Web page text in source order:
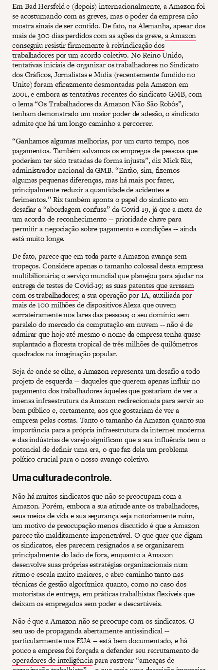
Em Bad Hersfeld e (depois) internacionalmente, a Amazon foi
se acostumando com as greves, mas o poder da empresa não
mostra sinais de ser contido. De fato, na Alemanha, apesar dos
mais de 300 dias perdidos com as ações da greve,a Amazon
conseguiu resistir firmemente à reivindicação dos
trabalhadores por um acordo coletivo. No Reino Unido,
tentativas iniciais de organizar os trabalhadores no Sindicato
dos Gráficos, Jornalistas e Mídia (recentemente fundido no
Unite) foram eficazmente desmontadas pela Amazon em
2001, e embora as tentativas recentes do sindicato GMB, com
o lema “Os Trabalhadores da Amazon Não São Robôs”,
tenham demonstrado um maior poder de adesão, o sindicato
admite que há um longo caminho a percorrer.
“Ganhamos algumas melhorias, por um curto tempo, nos
pagamentos. Também salvamos os empregos de pessoas que
poderiam ter sido tratadas de forma injusta”, diz Mick Rix,
administrador nacional da GMB. “Então, sim, fizemos
algumas pequenas diferenças, mas há mais por fazer,
principalmente reduzir a quantidade de acidentes e
ferimentos.” Rix também aponta o papel do sindicato em
desafiar a “abordagem confusa” da Covid-19, já que a meta de
um acordo de reconhecimento -- prioridade chave para
permitir a negociação sobre pagamento e condições -- ainda
está muito longe.
De fato, parece que em toda parte a Amazon avança sem
tropeços. Considere apenas o tamanho colossal desta empresa
multibilionária; o serviço mundial que planejou para ajudar na
entrega de testes de Covid-19; as suaspatentes que arrasam
com os trabalhadores; a sua operação por IA, auxiliada por
mais de 100 milhões de dispositivos Alexa que ouvem
sorrateiramente nos lares das pessoas; o seu domínio sem
paralelo do mercado da computação em nuvem -- não é de
admirar que hoje até mesmo o nome da empresa tenha quase
suplantado a floresta tropical de três milhões de quilômetros
quadrados na imaginação popular.
Seja de onde se olhe, a Amazon representa um desafio a todo
projeto de esquerda -- daqueles que querem apenas influir no
pagamento dos trabalhadores àqueles que gostariam de ver a
imensa infraestrutura da Amazon redirecionada para servir ao
bem público e, certamente, aos que gostariam de ver a
empresa pelas costas. Tanto o tamanho da Amazon quanto sua
importância para a própria infraestrutura da internet moderna
e das indústrias de varejo significam que a sua influência tem o
potencial de definir uma era, o que faz dela um problema
político crucial para o nosso avanço coletivo.
Uma cultura de controle.
Não há muitos sindicatos que não se preocupam com a
Amazon. Porém, embora a sua atitude ante os trabalhadores,
seus meios de vida e sua segurança seja notoriamente ruim,
um motivo de preocupação menos discutido é que a Amazon
parece tão malditamente impenetrável. O que quer que digam
os sindicatos, eles parecem resignados a se organizarem
principalmente do lado de fora, enquanto a Amazon
desenvolve suas próprias estratégias organizacionais num
ritmo e escala muito maiores, e abre caminho tanto nas
técnicas de gestão algorítmica quanto, como no caso dos
motoristas de entrega, em práticas trabalhistas flexíveis que
deixam os empregados sem poder e descartáveis.
Não é que a Amazon não se preocupe com os sindicatos. O
seu uso de propaganda abertamente antissindical --
particularmente nos EUA -- está bem documentado, e há
pouco a empresa foi forçada a defender seu recrutamento de
operadores de inteligênciapara rastrear “ameaças de